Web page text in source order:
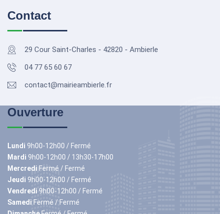
Contact
29 Cour Saint-Charles - 42820 - Ambierle
04 77 65 60 67
contact@mairieambierle.fr
Ouverture
Lundi 9h00-12h00 / Fermé
Mardi 9h00-12h00 / 13h30-17h00
Mercredi Fermé / Fermé
Jeudi 9h00-12h00 / Fermé
Vendredi 9h00-12h00 / Fermé
Samedi Fermé / Fermé